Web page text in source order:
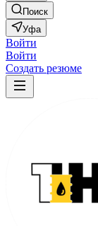
Поиск
Уфа
Войти
Войти
Создать резюме